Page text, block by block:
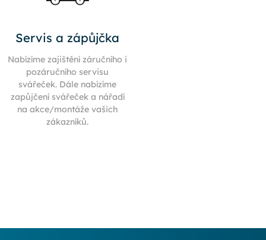
Servis a zápůjčka
Nabízíme zajištění záručního i
pozáručního servisu
svářeček. Dále nabízíme
zapůjčení svářeček a nářadí
na akce/montáže vašich
zákazníků.